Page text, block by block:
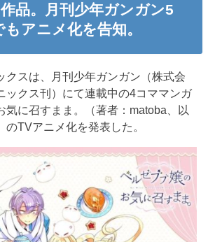
品。月刊少年ガンガン5
アニメ化を告知。
クスは、月刊少年ガンガン（株式会
ックス刊）にて連載中の4コママンガ
気に召すまま。（著者：matoba、以
TVアニメ化を発表した。